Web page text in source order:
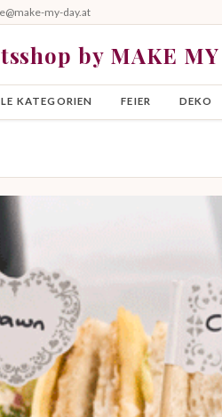
my-day.at
by MAKE MY
KATEGORIEN FEIER DEKO